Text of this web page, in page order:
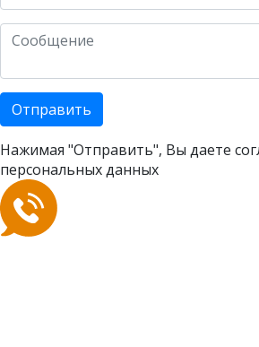
Отправить
Нажимая "Отправить", Вы даете
персональных данных